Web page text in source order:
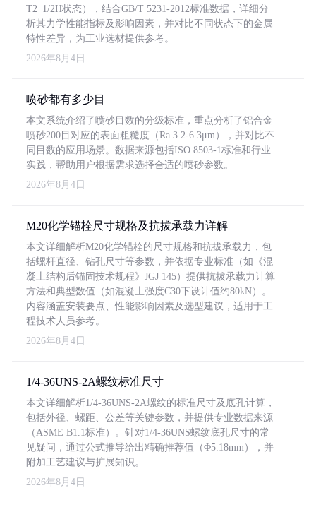
T2_1/2H状态），结合GB/T 5231-2012标准数据，详细分
析其力学性能指标及影响因素，并对比不同状态下的金属
特性差异，为工业选材提供参考。
2026年8月4日
喷砂都有多少目
本文系统介绍了喷砂目数的分级标准，重点分析了铝合金
喷砂200目对应的表面粗糙度（Ra 3.2-6.3μm），并对比不
同目数的应用场景。数据来源包括ISO 8503-1标准和行业
实践，帮助用户根据需求选择合适的喷砂参数。
2026年8月4日
M20化学锚栓尺寸规格及抗拔承载力详解
本文详细解析M20化学锚栓的尺寸规格和抗拔承载力，包
括螺杆直径、钻孔尺寸等参数，并依据专业标准（如《混
凝土结构后锚固技术规程》JGJ 145）提供抗拔承载力计算
方法和典型数值（如混凝土强度C30下设计值约80kN）。
内容涵盖安装要点、性能影响因素及选型建议，适用于工
程技术人员参考。
2026年8月4日
1/4-36UNS-2A螺纹标准尺寸
本文详细解析1/4-36UNS-2A螺纹的标准尺寸及底孔计算，
包括外径、螺距、公差等关键参数，并提供专业数据来源
（ASME B1.1标准）。针对1/4-36UNS螺纹底孔尺寸的常
见疑问，通过公式推导给出精确推荐值（Φ5.18mm），并
附加工艺建议与扩展知识。
2026年8月4日